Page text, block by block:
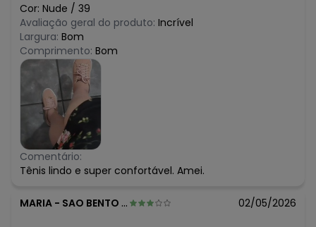
Cor: Nude / 39
Avaliação geral do produto: Incrível
Largura: Bom
Comprimento: Bom
Comentário:
Tênis lindo e super confortável. Amei.
MARIA - SAO BENTO DO SAPUCAI - SP 02/05/2026